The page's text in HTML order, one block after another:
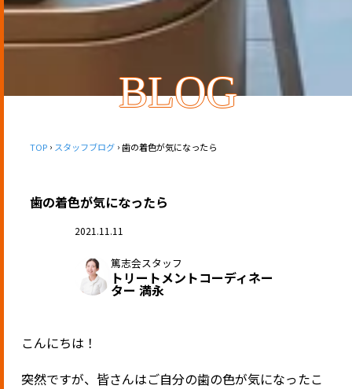
BLOG
TOP スタッフブログ 歯の着色が気になったら
歯の着色が気になったら
2021.11.11
篤志会スタッフ
トリートメントコーディネー
ター 満永
こんにちは！
突然ですが、皆さんはご自分の歯の色が気になったこ